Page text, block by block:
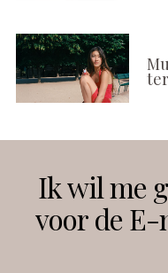
Instagram
Ik wil me
voor de